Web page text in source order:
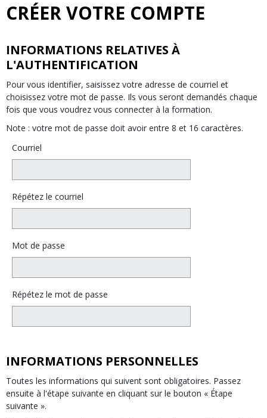
CRÉER VOTRE COMPTE
INFORMATIONS RELATIVES À
L'AUTHENTIFICATION
Pour vous identifier, saisissez votre adresse de courriel et
choisissez votre mot de passe. Ils vous seront demandés chaque
fois que vous voudrez vous connecter à la formation.
Note : votre mot de passe doit avoir entre 8 et 16 caractères.
Courriel
Répétez le courriel
Mot de passe
Répétez le mot de passe
INFORMATIONS PERSONNELLES
Toutes les informations qui suivent sont obligatoires. Passez
ensuite à l'étape suivante en cliquant sur le bouton « Étape
suivante ».